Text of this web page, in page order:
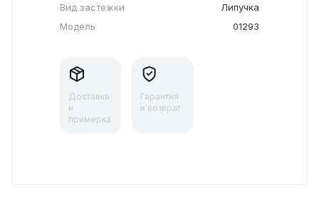
Вид застежки
Липучка
Модель
01293
Доставка
и
примерка
Гарантия
и возврат